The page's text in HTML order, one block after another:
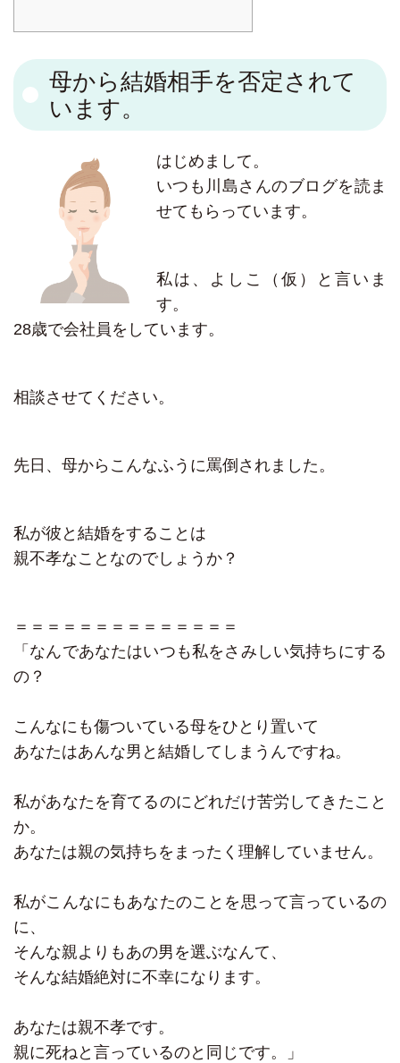
母から結婚相手を否定されて
います。
はじめまして。
いつも川島さんのブログを読ま
せてもらっています。
私は、よしこ（仮）と言いま
す。
28歳で会社員をしています。
相談させてください。
先日、母からこんなふうに罵倒されました。
私が彼と結婚をすることは
親不孝なことなのでしょうか？
＝＝＝＝＝＝＝＝＝＝＝＝＝＝
「なんであなたはいつも私をさみしい気持ちにする
の？
こんなにも傷ついている母をひとり置いて
あなたはあんな男と結婚してしまうんですね。
私があなたを育てるのにどれだけ苦労してきたこと
か。
あなたは親の気持ちをまったく理解していません。
私がこんなにもあなたのことを思って言っているの
に、
そんな親よりもあの男を選ぶなんて、
そんな結婚絶対に不幸になります。
あなたは親不孝です。
親に死ねと言っているのと同じです。」